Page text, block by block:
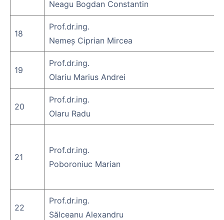
Neagu Bogdan Constantin
18
Prof.dr.ing.
Nemeș Ciprian Mircea
19
Prof.dr.ing.
Olariu Marius Andrei
20
Prof.dr.ing.
Olaru Radu
21
Prof.dr.ing.
Poboroniuc Marian
22
Prof.dr.ing.
Sălceanu Alexandru